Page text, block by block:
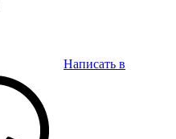
Написать в